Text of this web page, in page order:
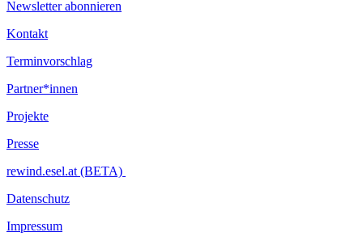
Newsletter abonnieren
Kontakt
Terminvorschlag
Partner*innen
Projekte
Presse
rewind.esel.at (BETA)
Datenschutz
Impressum